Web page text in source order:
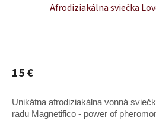
Afrodiziakálna sviečka
15 €
Unikátna afrodiziakálna vonná
radu Magnetifico - power of